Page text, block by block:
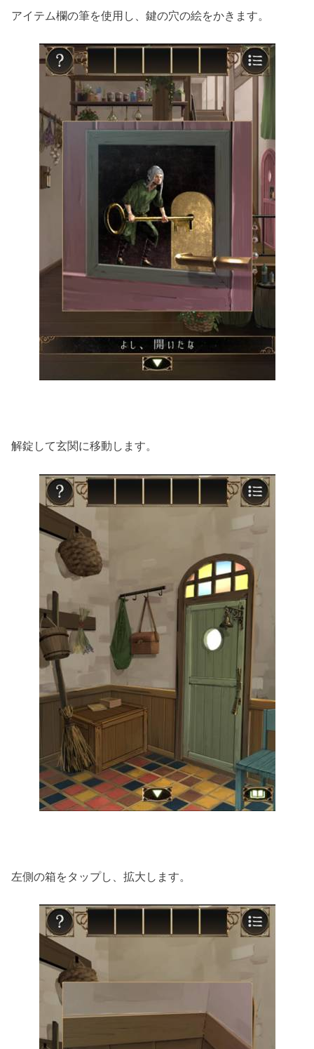
アイテム欄の筆を使用し、鍵の穴の絵をかきます。
解錠して玄関に移動します。
左側の箱をタップし、拡大します。